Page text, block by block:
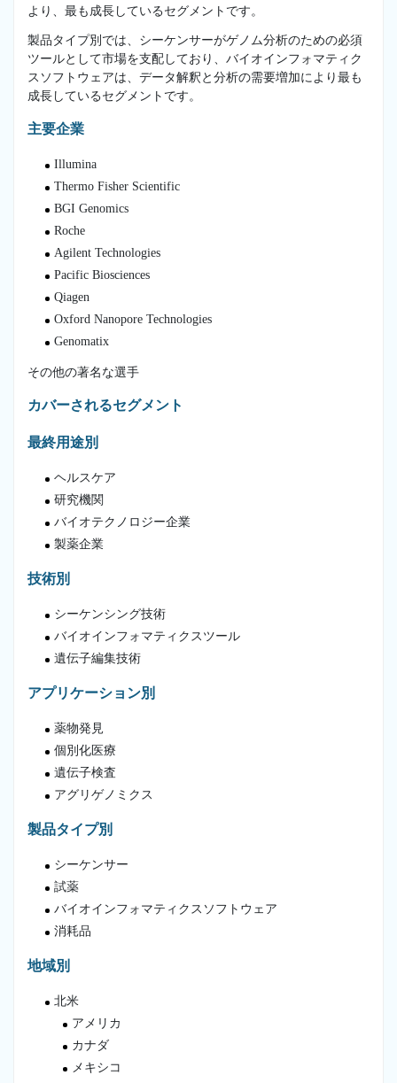
より、最も成長しているセグメントです。
製品タイプ別では、シーケンサーがゲノム分析のための必須
ツールとして市場を支配しており、バイオインフォマティク
スソフトウェアは、データ解釈と分析の需要増加により最も
成長しているセグメントです。
主要企業
Illumina
Thermo Fisher Scientific
BGI Genomics
Roche
Agilent Technologies
Pacific Biosciences
Qiagen
Oxford Nanopore Technologies
Genomatix
その他の著名な選手
カバーされるセグメント
最終用途別
ヘルスケア
研究機関
バイオテクノロジー企業
製薬企業
技術別
シーケンシング技術
バイオインフォマティクスツール
遺伝子編集技術
アプリケーション別
薬物発見
個別化医療
遺伝子検査
アグリゲノミクス
製品タイプ別
シーケンサー
試薬
バイオインフォマティクスソフトウェア
消耗品
地域別
北米
アメリカ
カナダ
メキシコ